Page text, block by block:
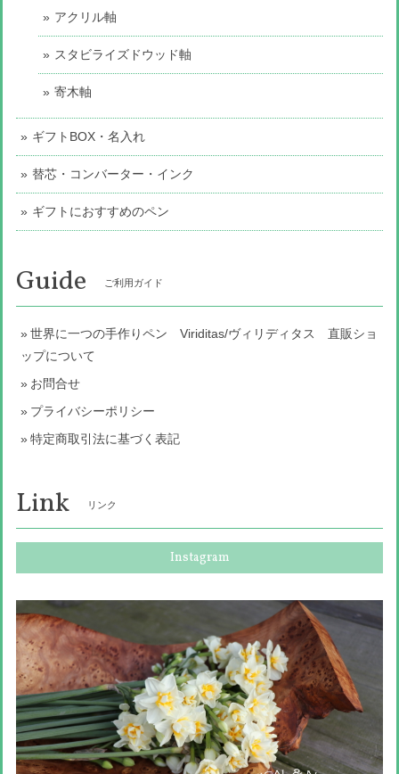
アクリル軸
スタビライズドウッド軸
寄木軸
ギフトBOX・名入れ
替芯・コンバーター・インク
ギフトにおすすめのペン
Guide ご利用ガイド
世界に一つの手作りペン Viriditas/ヴィリディタス 直販ショ
ップについて
お問合せ
プライバシーポリシー
特定商取引法に基づく表記
Link リンク
Instagram